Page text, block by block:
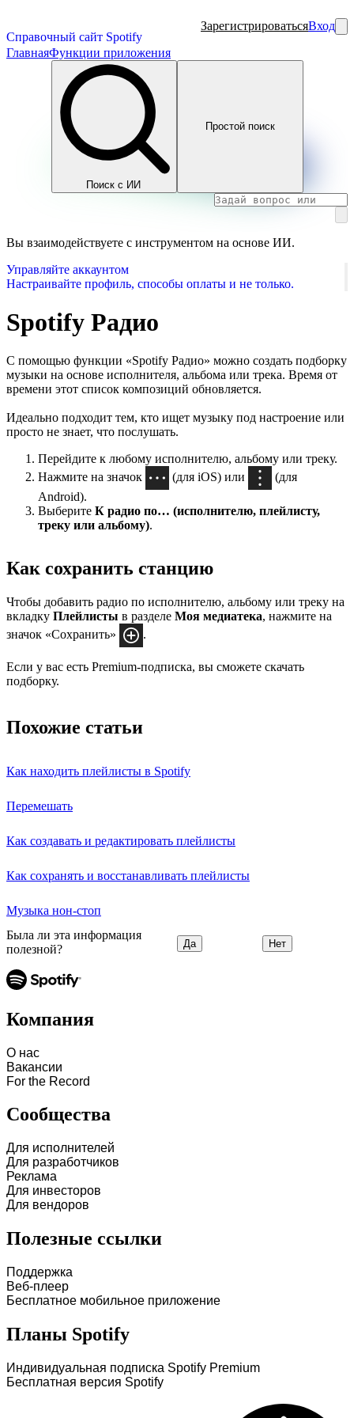
Справочный сайт Spotify
ЗарегистрироватьсяВход
ГлавнаяФункции приложения
Поиск с ИИ
Простой поиск
Вы взаимодействуете с инструментом на основе ИИ.
Управляйте аккаунтом
Настраивайте профиль, способы оплаты и не только.
Spotify Радио
С помощью функции «Spotify Радио» можно создать подборку
музыки на основе исполнителя, альбома или трека. Время от
времени этот список композиций обновляется.
Идеально подходит тем, кто ищет музыку под настроение или
просто не знает, что послушать.
Перейдите к любому исполнителю, альбому или треку.
Нажмите на значок
(для iOS) или
(для
Android).
Выберите К радио по… (исполнителю, плейлисту,
треку или альбому).
Как сохранить станцию
Чтобы добавить радио по исполнителю, альбому или треку на
вкладку Плейлисты в разделе Моя медиатека, нажмите на
значок «Сохранить»
.
Если у вас есть Premium-подписка, вы сможете скачать
подборку.
Похожие статьи
Как находить плейлисты в Spotify
Перемешать
Как создавать и редактировать плейлисты
Как сохранять и восстанавливать плейлисты
Музыка нон-стоп
Была ли эта информация
полезной?
Да Нет
Компания
О нас
Вакансии
For the Record
Сообщества
Для исполнителей
Для разработчиков
Реклама
Для инвесторов
Для вендоров
Полезные ссылки
Поддержка
Веб-плеер
Бесплатное мобильное приложение
Планы Spotify
Индивидуальная подписка Spotify Premium
Бесплатная версия Spotify